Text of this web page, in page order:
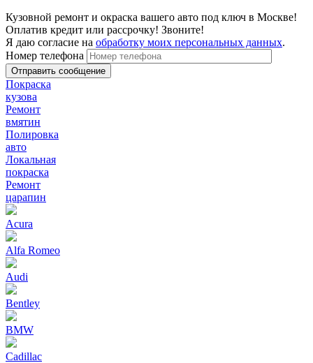
Кузовной ремонт и окраска вашего авто под ключ в Москве!
Оплатив кредит или рассрочку! Звоните!
Я даю согласие на обработку моих персональных данных.
Номер телефона
Покраска
кузова
Ремонт
вмятин
Полировка
авто
Локальная
покраска
Ремонт
царапин
Acura
Alfa Romeo
Audi
Bentley
BMW
Cadillac